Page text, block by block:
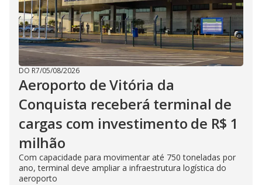
DO R7/05/08/2026
Aeroporto de Vitória da
Conquista receberá terminal de
cargas com investimento de R$ 1
milhão
Com capacidade para movimentar até 750 toneladas por
ano, terminal deve ampliar a infraestrutura logística do
aeroporto